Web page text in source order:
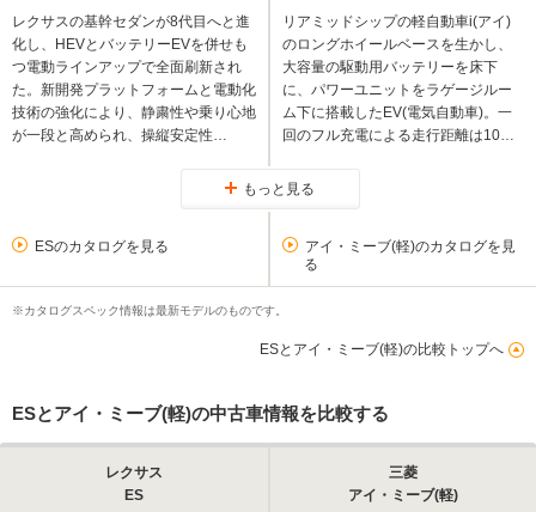
レクサスの基幹セダンが8代目へと進
化し、HEVとバッテリーEVを併せも
つ電動ラインアップで全面刷新され
た。新開発プラットフォームと電動化
技術の強化により、静粛性や乗り心地
が一段と高められ、操縦安定性…
リアミッドシップの軽自動車i(アイ)
のロングホイールベースを生かし、
大容量の駆動用バッテリーを床下
に、パワーユニットをラゲージルー
ム下に搭載したEV(電気自動車)。一
回のフル充電による走行距離は10…
もっと見る
ESのカタログを見る
アイ・ミーブ(軽)のカタログを見
る
※カタログスペック情報は最新モデルのものです。
ESとアイ・ミーブ(軽)の比較トップへ
ESとアイ・ミーブ(軽)の中古車情報を比較する
レクサス
ES
三菱
アイ・ミーブ(軽)